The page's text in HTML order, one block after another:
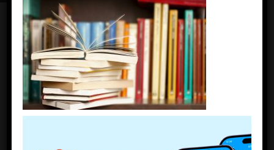
Toutes les actualités
LE VILLAGE
Livres-quels-titres-ont-ete-les-plus-
achetes-par-les-Francais-confines
2 avril 2021